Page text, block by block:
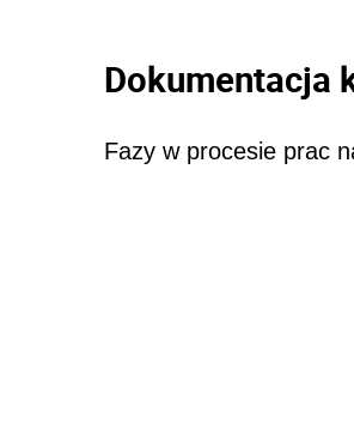
Dokumentacja
Fazy w procesie prac